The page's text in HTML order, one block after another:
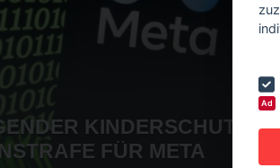
USA:
POLYSILIZIUM-
Ad